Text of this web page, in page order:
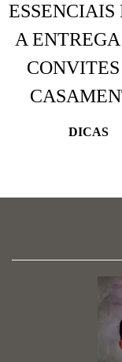
ESSENCIAIS
A
DICAS